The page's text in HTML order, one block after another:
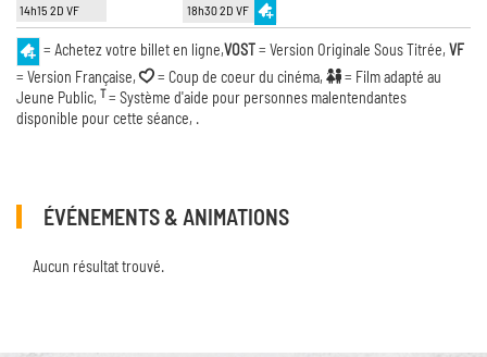
14h15 2D VF 18h30 2D VF
= Achetez votre billet en ligne,VOST= Version Originale Sous Titrée, VF
= Version Française,
= Coup de coeur du cinéma,
= Film adapté au
Jeune Public, T = Système d'aide pour personnes malentendantes
disponible pour cette séance, .
ÉVÉNEMENTS & ANIMATIONS
Aucun résultat trouvé.